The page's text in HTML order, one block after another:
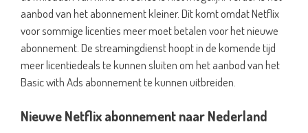
aanbod van het abonnement kleiner. Dit komt omdat Netflix
voor sommige licenties meer moet betalen voor het nieuwe
abonnement. De streamingdienst hoopt in de komende tijd
meer licentiedeals te kunnen sluiten om het aanbod van het
Basic with Ads abonnement te kunnen uitbreiden.
Nieuwe Netflix abonnement naar Nederland